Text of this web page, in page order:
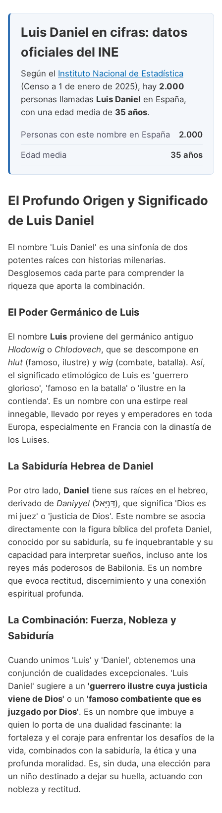
Nombres de niño que empiezan por X
Nombres de niño que empiezan por Y
Luis Daniel en cifras: datos
oficiales del INE
Según el Instituto Nacional de Estadística
(Censo a 1 de enero de 2025), hay 2.000
personas llamadas Luis Daniel en España,
con una edad media de 35 años.
Personas con este nombre en España 2.000
Edad media 35 años
El Profundo Origen y Significado
de Luis Daniel
El nombre 'Luis Daniel' es una sinfonía de dos
potentes raíces con historias milenarias.
Desglosemos cada parte para comprender la
riqueza que aporta la combinación.
El Poder Germánico de Luis
El nombre Luis proviene del germánico antiguo
Hlodowig o Chlodovech, que se descompone en
hlut (famoso, ilustre) y wig (combate, batalla). Así,
el significado etimológico de Luis es 'guerrero
glorioso', 'famoso en la batalla' o 'ilustre en la
contienda'. Es un nombre con una estirpe real
innegable, llevado por reyes y emperadores en toda
Europa, especialmente en Francia con la dinastía de
los Luises.
La Sabiduría Hebrea de Daniel
Por otro lado, Daniel tiene sus raíces en el hebreo,
derivado de Daniyyel (דָּנִיֵּאל), que significa 'Dios es
mi juez' o 'justicia de Dios'. Este nombre se asocia
directamente con la figura bíblica del profeta Daniel,
conocido por su sabiduría, su fe inquebrantable y su
capacidad para interpretar sueños, incluso ante los
reyes más poderosos de Babilonia. Es un nombre
que evoca rectitud, discernimiento y una conexión
espiritual profunda.
La Combinación: Fuerza, Nobleza y
Sabiduría
Cuando unimos 'Luis' y 'Daniel', obtenemos una
conjunción de cualidades excepcionales. 'Luis
Daniel' sugiere a un 'guerrero ilustre cuya justicia
viene de Dios' o un 'famoso combatiente que es
juzgado por Dios'. Es un nombre que imbuye a
quien lo porta de una dualidad fascinante: la
fortaleza y el coraje para enfrentar los desafíos de la
vida, combinados con la sabiduría, la ética y una
profunda moralidad. Es, sin duda, una elección para
un niño destinado a dejar su huella, actuando con
nobleza y rectitud.